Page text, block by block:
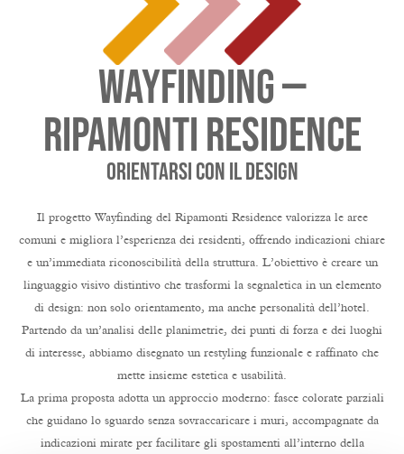
Wayfinding —
Ripamonti Residence
orientarsi con il design
Il progetto Wayfinding del Ripamonti Residence valorizza le aree
comuni e migliora l’esperienza dei residenti, offrendo indicazioni chiare
e un’immediata riconoscibilità della struttura. L’obiettivo è creare un
linguaggio visivo distintivo che trasformi la segnaletica in un elemento
di design: non solo orientamento, ma anche personalità dell’hotel.
Partendo da un’analisi delle planimetrie, dei punti di forza e dei luoghi
di interesse, abbiamo disegnato un restyling funzionale e raffinato che
mette insieme estetica e usabilità.
La prima proposta adotta un approccio moderno: fasce colorate parziali
che guidano lo sguardo senza sovraccaricare i muri, accompagnate da
indicazioni mirate per facilitare gli spostamenti all’interno della